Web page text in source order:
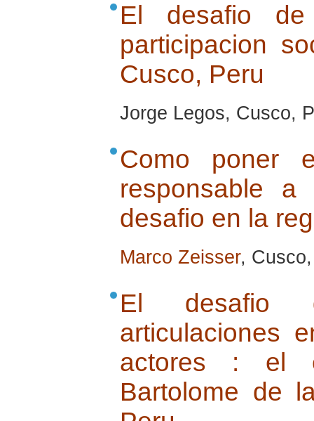
El desafio
participacion
Cusco, Peru
Jorge Legos, Cusco,
Como poner
responsable
desafio en la
Marco Zeisser,
El desafio
articulaciones
actores : el
Bartolome de